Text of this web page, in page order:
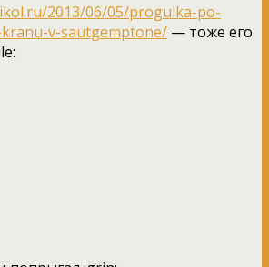
2013/06/05/progulka-po-
v-sautgemptone/ — тоже его